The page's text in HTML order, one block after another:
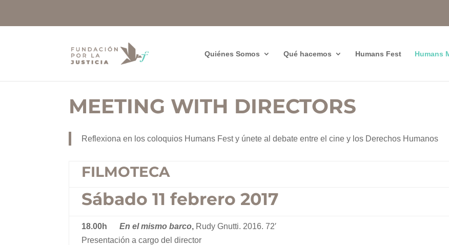
Quiénes Somos Qué hacemos Humans Fest Humans
MEETING WITH DIRECTORS
Reflexiona en los coloquios Humans Fest y únete al debate entre el cine y los Derechos Humanos
FILMOTECA
Sábado 11 febrero 2017
18.00h En el mismo barco, Rudy Gnutti. 2016. 72′
Presentación a cargo del director